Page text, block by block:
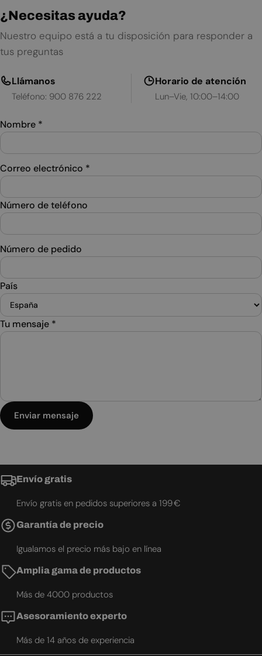
¿Necesitas ayuda?
Nuestro equipo está a tu disposición para responder a
tus preguntas
Llámanos
Teléfono: 900 876 222
Horario de atención
Lun–Vie, 10:00–14:00
Nombre *
Correo electrónico *
Número de teléfono
Número de pedido
País
Tu mensaje *
Enviar mensaje
Envío gratis
Envío gratis en pedidos superiores a 199 €
Garantía de precio
Igualamos el precio más bajo en línea
Amplia gama de productos
Más de 4000 productos
Asesoramiento experto
Más de 14 años de experiencia